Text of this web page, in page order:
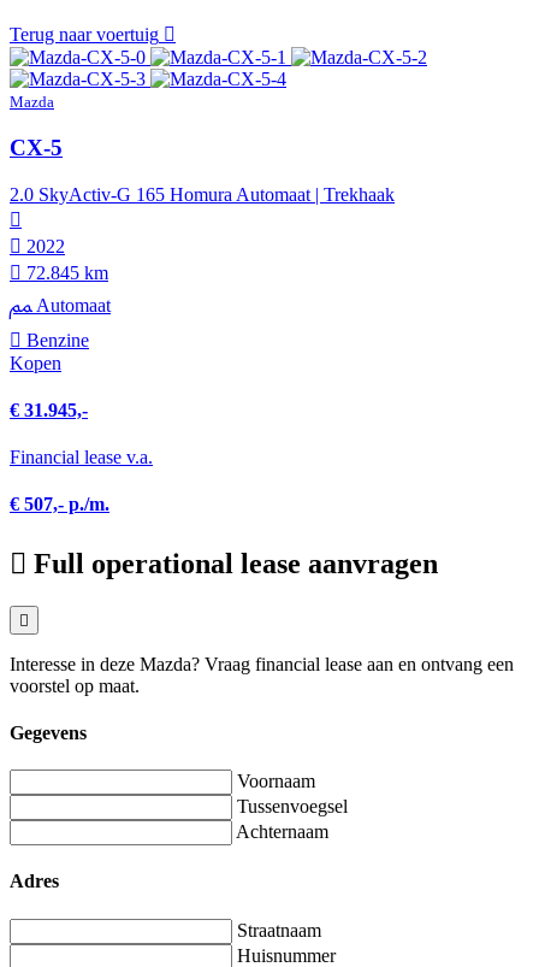
Terug naar voertuig
Mazda
CX-5
2.0 SkyActiv-G 165 Homura Automaat | Trekhaak
2022
72.845 km
Automaat
Benzine
Kopen
€ 31.945,-
Financial lease v.a.
€ 507,- p./m.
Full operational lease aanvragen
Interesse in deze Mazda? Vraag financial lease aan en ontvang een
voorstel op maat.
Gegevens
Voornaam
Tussenvoegsel
Achternaam
Adres
Straatnaam
Huisnummer